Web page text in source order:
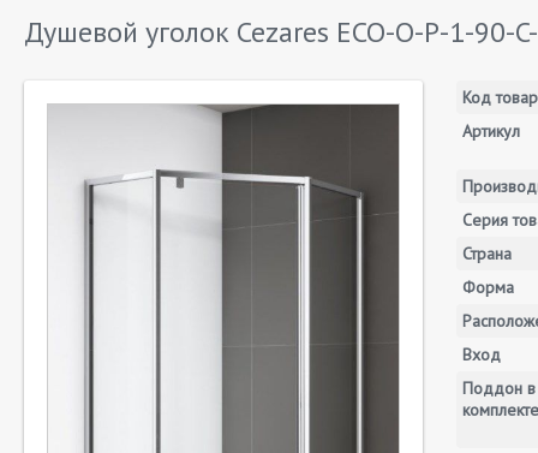
Душевой уголок Cezares ECO-O-P-1-90-
Код
Артикул
Серия
Страна
Форма
Вход
Поддон в
комплекте